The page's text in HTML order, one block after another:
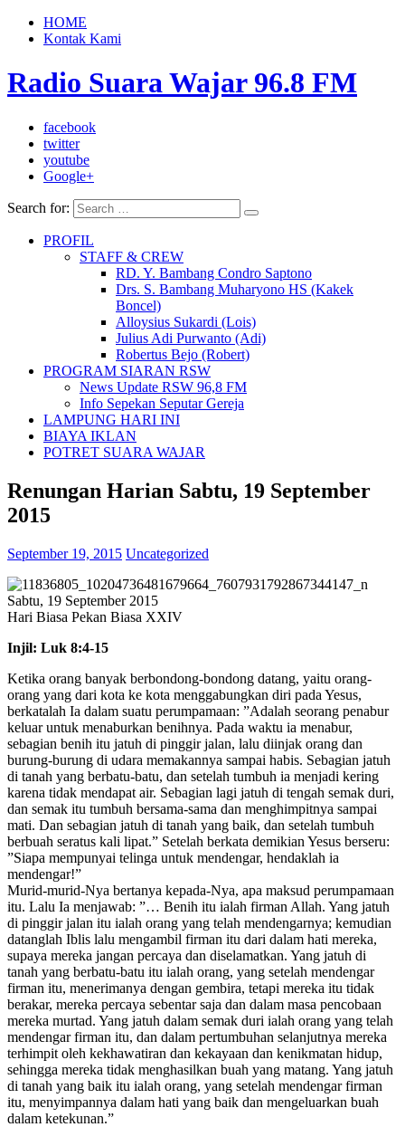
HOME
Kontak Kami
Radio Suara Wajar 96.8 FM
facebook
twitter
youtube
Google+
Search for:
PROFIL
STAFF & CREW
RD. Y. Bambang Condro Saptono
Drs. S. Bambang Muharyono HS (Kakek
Boncel)
Alloysius Sukardi (Lois)
Julius Adi Purwanto (Adi)
Robertus Bejo (Robert)
PROGRAM SIARAN RSW
News Update RSW 96,8 FM
Info Sepekan Seputar Gereja
LAMPUNG HARI INI
BIAYA IKLAN
POTRET SUARA WAJAR
Renungan Harian Sabtu, 19 September
2015
September 19, 2015 Uncategorized
Sabtu, 19 September 2015
Hari Biasa Pekan Biasa XXIV
Injil: Luk 8:4-15
Ketika orang banyak berbondong-bondong datang, yaitu orang-
orang yang dari kota ke kota menggabungkan diri pada Yesus,
berkatalah Ia dalam suatu perumpamaan: ”Adalah seorang penabur
keluar untuk menabur­kan benihnya. Pada waktu ia menabur,
sebagian benih itu jatuh di pinggir jalan, lalu diinjak orang dan
burung-burung di udara memakannya sampai habis. Sebagian jatuh
di tanah yang berbatu-batu, dan setelah tumbuh ia menjadi kering
karena tidak mendapat air. Sebagian lagi jatuh di tengah semak duri,
dan semak itu tumbuh bersama-sama dan menghimpitnya sampai
mati. Dan sebagian jatuh di tanah yang baik, dan setelah tumbuh
berbuah seratus kali lipat.” Setelah berkata demikian Yesus berseru:
”Siapa mempunyai telinga untuk mendengar, hendaklah ia
mendengar!”
Murid-murid-Nya bertanya kepada-Nya, apa maksud perumpamaan
itu. Lalu Ia men­jawab: ”… Benih itu ialah firman Allah. Yang jatuh
di pinggir jalan itu ialah orang yang telah mendengarnya; kemudian
datanglah Iblis lalu mengambil firman itu dari dalam hati mereka,
supaya mereka jangan percaya dan diselamatkan. Yang jatuh di
tanah yang berbatu-batu itu ialah orang, yang setelah mendengar
firman itu, menerimanya dengan gembira, tetapi mereka itu tidak
berakar, mereka percaya sebentar saja dan dalam masa pencobaan
mereka murtad. Yang jatuh dalam semak duri ialah orang yang telah
mendengar firman itu, dan dalam pertumbuhan selanjutnya mereka
terhimpit oleh kekhawatiran dan kekayaan dan kenikmatan hidup,
sehingga mereka tidak menghasilkan buah yang matang. Yang jatuh
di tanah yang baik itu ialah orang, yang setelah mendengar firman
itu, menyimpannya dalam hati yang baik dan mengeluarkan buah
dalam ketekunan.”